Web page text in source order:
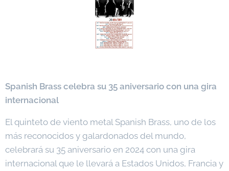
Spanish Brass celebra su 35 aniversario con una gira
internacional
El quinteto de viento metal Spanish Brass, uno de los
más reconocidos y galardonados del mundo,
celebrará su 35 aniversario en 2024 con una gira
internacional que le llevará a Estados Unidos, Francia y